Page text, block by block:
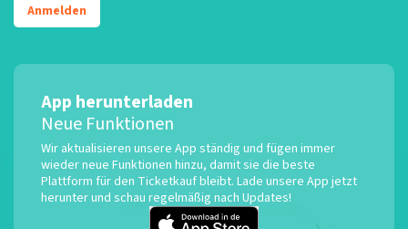
Anmelden
App herunterladen
Neue Funktionen
Wir aktualisieren unsere App ständig und fügen immer
wieder neue Funktionen hinzu, damit sie die beste
Plattform für den Ticketkauf bleibt. Lade unsere App jetzt
herunter und schau regelmäßig nach Updates!